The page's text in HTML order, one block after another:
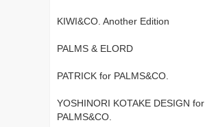
KIWI&CO. Another Edition
PALMS & ELORD
PATRICK for PALMS&CO.
YOSHINORI KOTAKE DESIGN for
PALMS&CO.